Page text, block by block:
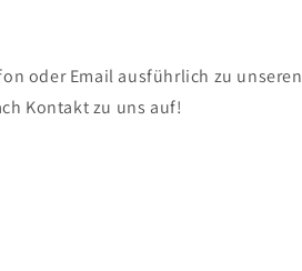
oder Email ausführlich zu unseren
Kontakt zu uns auf!